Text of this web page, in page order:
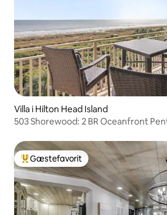
Villa i Hilton Head Island
503 Shorewood: 2 BR Oceanfront
Bedste gæstefavorit
Gæstefavorit